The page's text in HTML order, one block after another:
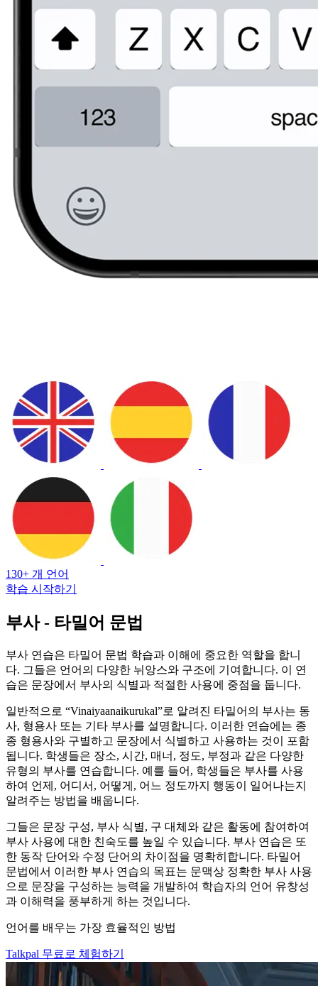
130+ 개 언어
학습 시작하기
부사 - 타밀어 문법
부사 연습은 타밀어 문법 학습과 이해에 중요한 역할을 합니
다. 그들은 언어의 다양한 뉘앙스와 구조에 기여합니다. 이 연
습은 문장에서 부사의 식별과 적절한 사용에 중점을 둡니다.
일반적으로 “Vinaiyaanaikurukal”로 알려진 타밀어의 부사는 동
사, 형용사 또는 기타 부사를 설명합니다. 이러한 연습에는 종
종 형용사와 구별하고 문장에서 식별하고 사용하는 것이 포함
됩니다. 학생들은 장소, 시간, 매너, 정도, 부정과 같은 다양한
유형의 부사를 연습합니다. 예를 들어, 학생들은 부사를 사용
하여 언제, 어디서, 어떻게, 어느 정도까지 행동이 일어나는지
알려주는 방법을 배웁니다.
그들은 문장 구성, 부사 식별, 구 대체와 같은 활동에 참여하여
부사 사용에 대한 친숙도를 높일 수 있습니다. 부사 연습은 또
한 동작 단어와 수정 단어의 차이점을 명확히합니다. 타밀어
문법에서 이러한 부사 연습의 목표는 문맥상 정확한 부사 사용
으로 문장을 구성하는 능력을 개발하여 학습자의 언어 유창성
과 이해력을 풍부하게 하는 것입니다.
언어를 배우는 가장 효율적인 방법
Talkpal 무료로 체험하기